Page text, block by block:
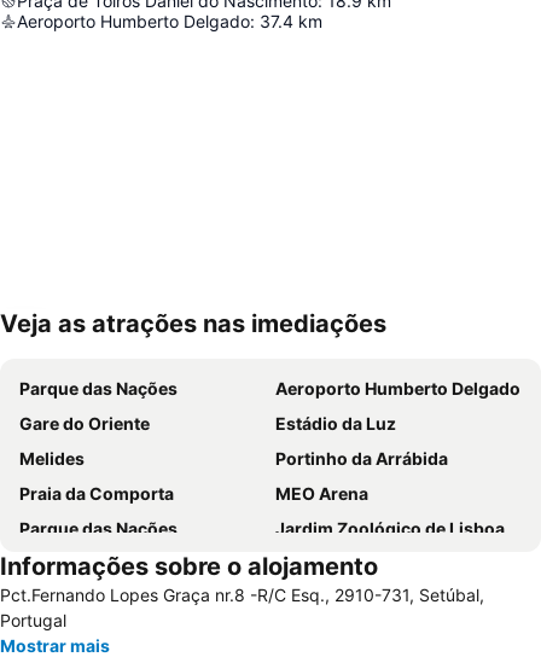
Aeroporto Humberto Delgado: 37.4 km
Ampliar mapa
Veja as atrações nas imediações
Parque das Nações
Aeroporto Humberto Delgado
Gare do Oriente
Estádio da Luz
Melides
Portinho da Arrábida
Praia da Comporta
MEO Arena
Parque das Nações
Jardim Zoológico de Lisboa
Pavilhão Atlântico
Passeio Marítimo de Algés
Benfica
Baixa de Lisboa
Parque Eduardo VII
Informações sobre o alojamento
Pct.Fernando Lopes Graça nr.8 -R/C Esq., 2910-731, Setúbal,
Portugal
Mostrar mais